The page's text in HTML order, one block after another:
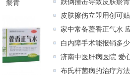
瘀青
皮肤擦伤立即用创可
家中常备藿香正气水
白内障手术能报销多
济南中医肝病医院 爱
布氏杆菌病的治疗方